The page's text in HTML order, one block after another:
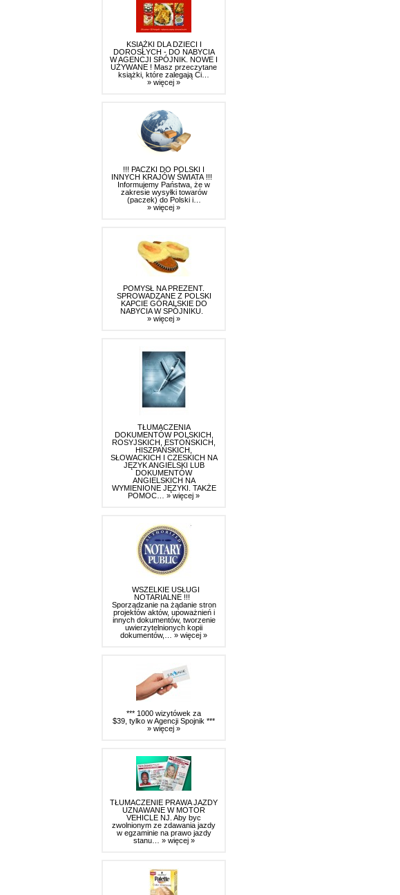
KSIĄŻKI DLA DZIECI I
DOROSŁYCH - DO NABYCIA
W AGENCJI SPÓJNIK. NOWE I
UŻYWANE ! Masz przeczytane
książki, które zalegają Ci…
» więcej »
!!! PACZKI DO POLSKI I
INNYCH KRAJÓW ŚWIATA !!!
Informujemy Państwa, że w
zakresie wysyłki towarów
(paczek) do Polski i…
» więcej »
POMYSŁ NA PREZENT.
SPROWADZANE Z POLSKI
KAPCIE GÓRALSKIE DO
NABYCIA W SPÓJNIKU.
» więcej »
TŁUMACZENIA
DOKUMENTÓW POLSKICH,
ROSYJSKICH, ESTOŃSKICH,
HISZPAŃSKICH,
SŁOWACKICH I CZESKICH NA
JĘZYK ANGIELSKI LUB
DOKUMENTÓW
ANGIELSKICH NA
WYMIENIONE JĘZYKI. TAKŻE
POMOC… » więcej »
WSZELKIE USŁUGI
NOTARIALNE !!!
Sporządzanie na żądanie stron
projektów aktów, upoważnień i
innych dokumentów, tworzenie
uwierzytelnionych kopii
dokumentów,… » więcej »
*** 1000 wizytówek za
$39, tylko w Agencji Spojnik ***
» więcej »
TŁUMACZENIE PRAWA JAZDY
UZNAWANE W MOTOR
VEHICLE NJ. Aby byc
zwolnionym ze zdawania jazdy
w egzaminie na prawo jazdy
stanu… » więcej »